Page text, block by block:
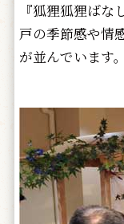
『狐狸狐狸ば
戸の季節感や情
が並んでいます。